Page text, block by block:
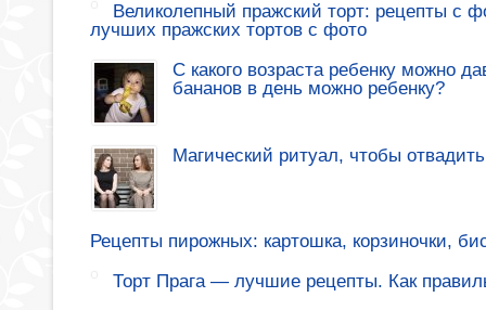
Великолепный пражский торт: рецепты с
лучших пражских тортов с фото
С какого возраста ребенку можно
бананов в день можно ребенку?
Магический ритуал, чтобы
Рецепты пирожных: картошка, корзиночки,
Торт Прага — лучшие рецепты. Как